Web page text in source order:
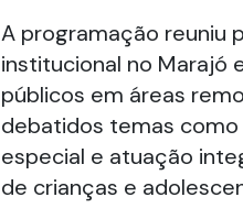
A programação reuniu
institucional no Marajó
públicos em áreas
debatidos temas
especial e atuação
de crianças e